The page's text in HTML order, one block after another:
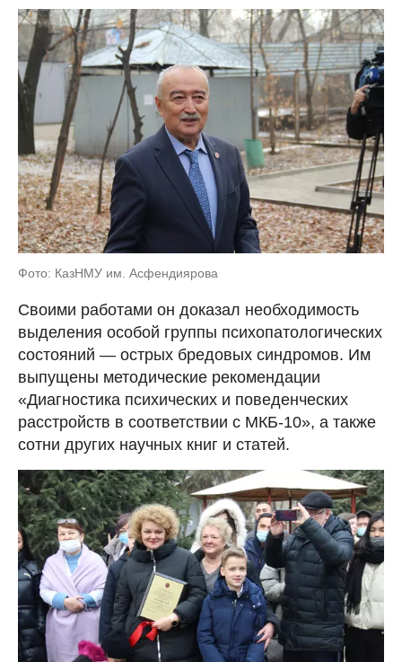
Фото: КазНМУ им. Асфендиярова
Своими работами он доказал необходимость
выделения особой группы психопатологических
состояний — острых бредовых синдромов. Им
выпущены методические рекомендации
«Диагностика психических и поведенческих
расстройств в соответствии с МКБ-10», а также
сотни других научных книг и статей.